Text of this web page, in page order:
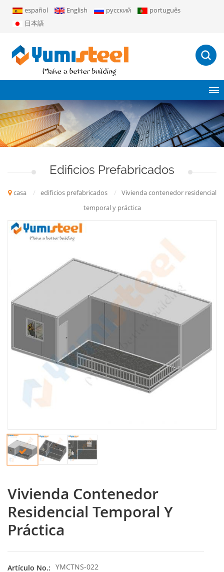
español English русский
português
日本語
Edificios Prefabricados
casa / edificios prefabricados /
Vivienda contenedor residencial
temporal y práctica
Vivienda Contenedor
Residencial Temporal Y
Práctica
Artículo No.: YMCTNS-022